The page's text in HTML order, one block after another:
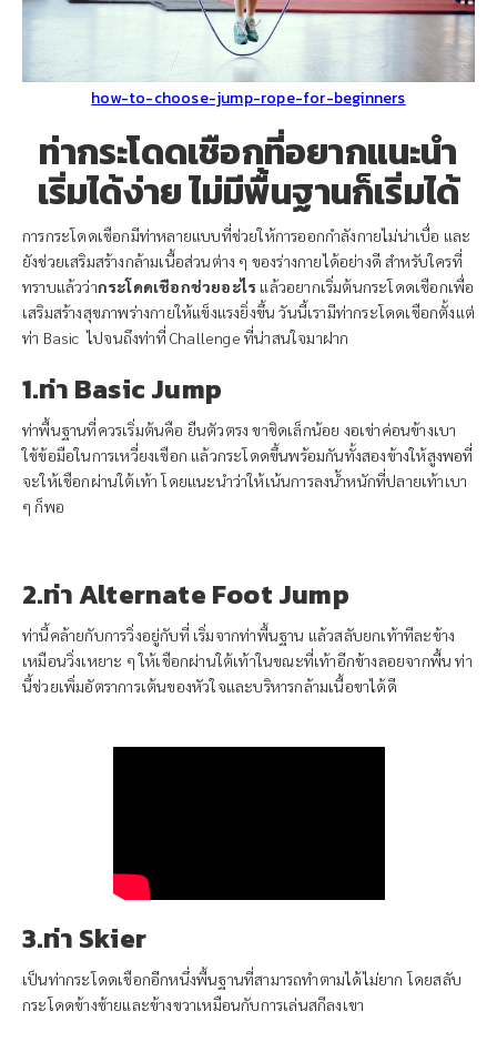
how-to-choose-jump-rope-for-beginners
ท่ากระโดดเชือกที่อยากแนะนำ
เริ่มได้ง่าย ไม่มีพื้นฐานก็เริ่มได้
การกระโดดเชือกมีท่าหลายแบบที่ช่วยให้การออกกำลังกายไม่น่าเบื่อ และ
ยังช่วยเสริมสร้างกล้ามเนื้อส่วนต่าง ๆ ของร่างกายได้อย่างดี สำหรับใครที่
ทราบแล้วว่ากระโดดเชือกช่วยอะไร แล้วอยากเริ่มต้นกระโดดเชือกเพื่อ
เสริมสร้างสุขภาพร่างกายให้แข็งแรงยิ่งขึ้น วันนี้เรามีท่ากระโดดเชือกตั้งแต่
ท่า Basic ไปจนถึงท่าที่ Challenge ที่น่าสนใจมาฝาก
1.ท่า Basic Jump
ท่าพื้นฐานที่ควรเริ่มต้นคือ ยืนตัวตรง ขาชิดเล็กน้อย งอเข่าค่อนข้างเบา
ใช้ข้อมือในการเหวี่ยงเชือก แล้วกระโดดขึ้นพร้อมกันทั้งสองข้างให้สูงพอที่
จะให้เชือกผ่านใต้เท้า โดยแนะนำว่าให้เน้นการลงน้ำหนักที่ปลายเท้าเบา
ๆ ก็พอ
2.ท่า Alternate Foot Jump
ท่านี้คล้ายกับการวิ่งอยู่กับที่ เริ่มจากท่าพื้นฐาน แล้วสลับยกเท้าทีละข้าง
เหมือนวิ่งเหยาะ ๆ ให้เชือกผ่านใต้เท้าในขณะที่เท้าอีกข้างลอยจากพื้น ท่า
นี้ช่วยเพิ่มอัตราการเต้นของหัวใจและบริหารกล้ามเนื้อขาได้ดี
3.ท่า Skier
เป็นท่ากระโดดเชือกอีกหนึ่งพื้นฐานที่สามารถทำตามได้ไม่ยาก โดยสลับ
กระโดดข้างซ้ายและข้างขวาเหมือนกับการเล่นสกีลงเขา